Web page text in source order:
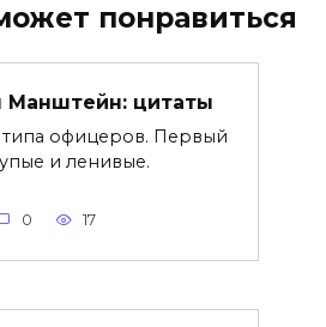
понравиться
Манштейн: цитаты
типа офицеров. Первый
и ленивые.
0 17